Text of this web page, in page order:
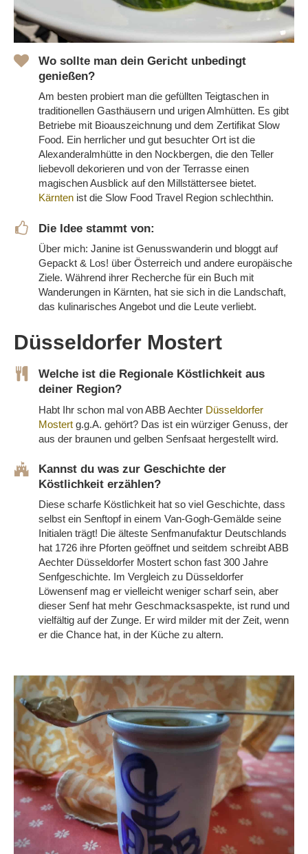
Wo sollte man dein Gericht unbedingt
genießen?
Am besten probiert man die gefüllten Teigtaschen in
traditionellen Gasthäusern und urigen Almhütten. Es gibt
Betriebe mit Bioauszeichnung und dem Zertifikat Slow
Food. Ein herrlicher und gut besuchter Ort ist die
Alexanderalmhütte in den Nockbergen, die den Teller
liebevoll dekorieren und von der Terrasse einen
magischen Ausblick auf den Millstättersee bietet.
Kärnten ist die Slow Food Travel Region schlechthin.
Die Idee stammt von:
Über mich: Janine ist Genusswanderin und bloggt auf
Gepackt & Los! über Österreich und andere europäische
Ziele. Während ihrer Recherche für ein Buch mit
Wanderungen in Kärnten, hat sie sich in die Landschaft,
das kulinarisches Angebot und die Leute verliebt.
Düsseldorfer Mostert
Welche ist die Regionale Köstlichkeit aus
deiner Region?
Habt Ihr schon mal von ABB Aechter Düsseldorfer
Mostert g.g.A. gehört? Das ist ein würziger Genuss, der
aus der braunen und gelben Senfsaat hergestellt wird.
Kannst du was zur Geschichte der
Köstlichkeit erzählen?
Diese scharfe Köstlichkeit hat so viel Geschichte, dass
selbst ein Senftopf in einem Van-Gogh-Gemälde seine
Initialen trägt! Die älteste Senfmanufaktur Deutschlands
hat 1726 ihre Pforten geöffnet und seitdem schreibt ABB
Aechter Düsseldorfer Mostert schon fast 300 Jahre
Senfgeschichte. Im Vergleich zu Düsseldorfer
Löwensenf mag er vielleicht weniger scharf sein, aber
dieser Senf hat mehr Geschmacksaspekte, ist rund und
vielfältig auf der Zunge. Er wird milder mit der Zeit, wenn
er die Chance hat, in der Küche zu altern.